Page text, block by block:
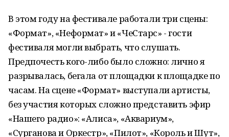
В этом году на фестивале работали три сцены:
«Формат», «Неформат» и «ЧеСтарс» - гости
фестиваля могли выбрать, что слушать.
Предпочесть кого-либо было сложно: лично я
разрывалась, бегала от площадки к площадке по
часам. На сцене «Формат» выступали артисты,
без участия которых сложно представить эфир
«Нашего радио»: «Алиса», «Аквариум»,
«Сурганова и Оркестр», «Пилот», «Король и Шут»,